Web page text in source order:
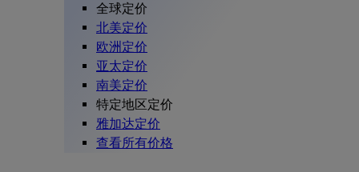
全球定价
北美定价
欧洲定价
亚太定价
南美定价
特定地区定价
雅加达定价
查看所有价格